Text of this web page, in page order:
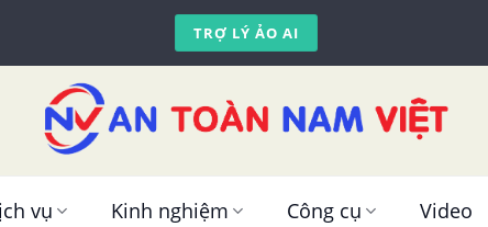
TRỢ LÝ ẢO AI
vụ Kinh nghiệm Công cụ Video